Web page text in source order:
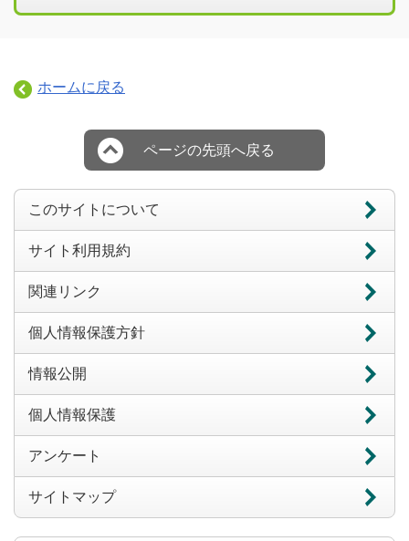
ホームに戻る
ページの先頭へ戻る
このサイトについて
サイト利用規約
関連リンク
個人情報保護方針
情報公開
個人情報保護
アンケート
サイトマップ